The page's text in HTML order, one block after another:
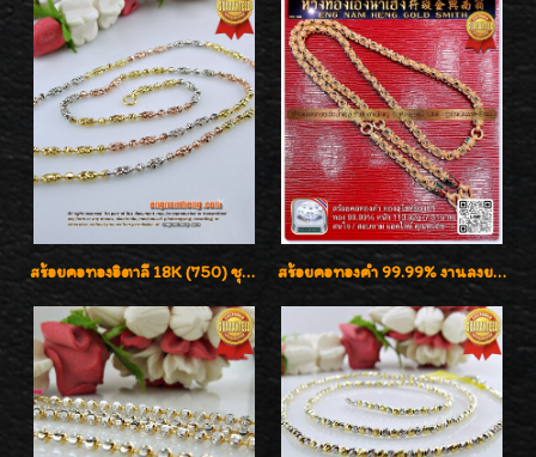
สร้อยคอทองอิตาลี 18K (750) ชุบ 3 สี แกะลายสวยรุ่นใหม่ ลายละเอียดเงาวิบวับค่ะ สร้อยคอทองคำ 99.99% งานลงยาสุโขทัยแท้ งานช่างทองโบราณ หรูหรา น่าสะสมค่ะ